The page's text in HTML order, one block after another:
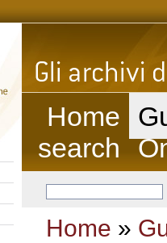
Home
search
Home »